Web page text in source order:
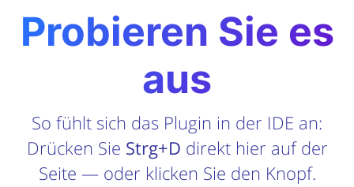
Probieren Sie es
aus
So fühlt sich das Plugin in der IDE an:
Drücken Sie Strg+D direkt hier auf der
Seite — oder klicken Sie den Knopf.